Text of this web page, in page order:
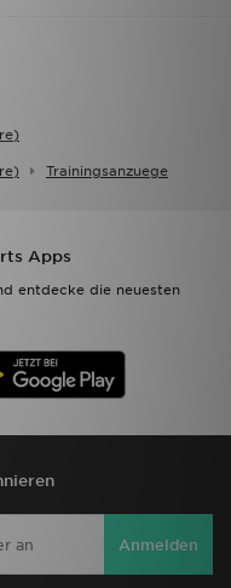
Trainingsanzuege
Apps
entdecke die neuesten
Anmelden